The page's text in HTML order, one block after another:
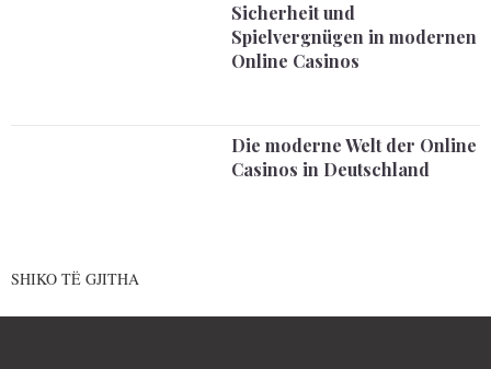
Sicherheit und
Spielvergnügen in modernen
Online Casinos
Die moderne Welt der Online
Casinos in Deutschland
SHIKO TË GJITHA